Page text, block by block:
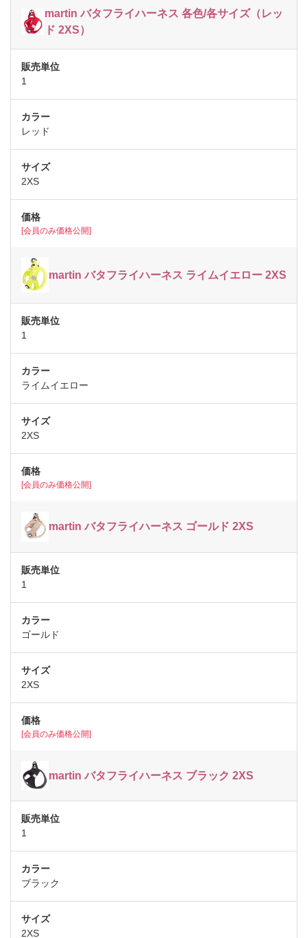
martin バタフライハーネス 各色/各サイズ（レッ
ド 2XS）
1
レッド
2XS
[会員のみ価格公開]
martin バタフライハーネス ライムイエロー 2XS
1
ライムイエロー
2XS
[会員のみ価格公開]
martin バタフライハーネス ゴールド 2XS
1
ゴールド
2XS
[会員のみ価格公開]
martin バタフライハーネス ブラック 2XS
1
ブラック
2XS